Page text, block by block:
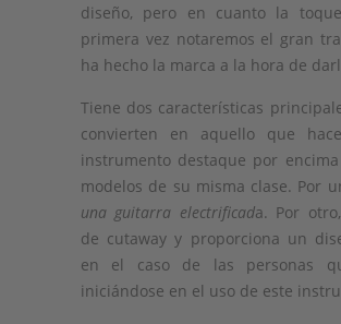
diseño, pero en cuanto la
primera vez notaremos el gran
ha hecho la marca a la hora de
Tiene dos características
convierten en aquello que
instrumento destaque por
modelos de su misma clase. Por
una guitarra electrificada. Por
de cutaway y proporciona un
en el caso de las personas
iniciándose en el uso de este